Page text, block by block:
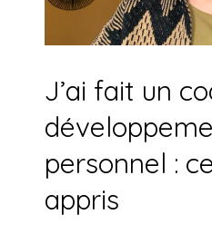
J’ai fait un
personnel :
appris